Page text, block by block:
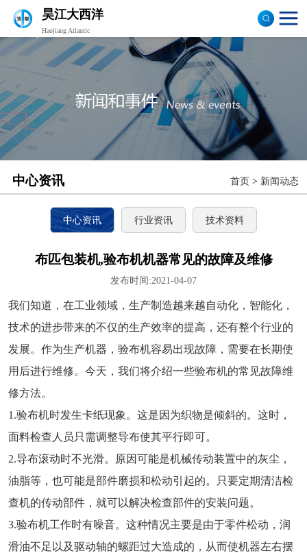
昊江大西洋
Haojiang Atlantic
中心资讯 首页 > 新闻动态
中心资讯 行业资讯 技术资料
布匹包装机,验布机机器常见的故障及维修
发布时间:2021-04-07
我们知道，在工业领域，生产制造越来越自动化，智能化，
技术的进步带来的不仅的生产效率的提高，还有整个行业的
发展。作为生产机器， 验布机容易出现故障，需要在长期使
用后进行维修。今天，我们将介绍一些验布机的常见故障维
修方法。
1.验布机时发生卡纸现象。这是因为织物是倾斜的。这时，
面料检查人员只需调整导布使其平行即可。
2.导布滚动时不光滑。原因可能是机械传动装置中的灰尘，
油脂等，也可能是部件磨损和松动引起的。只要定期清洁检
查机的传动部件，就可以解决检查部件的安装问题。
3.验布机工作时有噪音。这种情况主要是由于零件松动，润
滑油不足以及驱动轴的螺距过大造成的，从而使机器左右摆
验布机
打卷机
切边机
布匹包装机